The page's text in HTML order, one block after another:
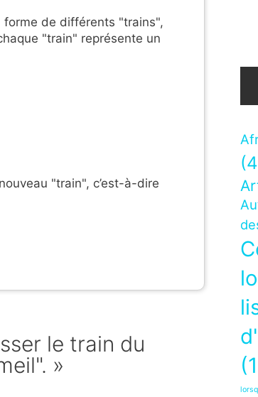
forme de différents "trains",
"train" représente un
"train", c’est-à-dire
le train du
»